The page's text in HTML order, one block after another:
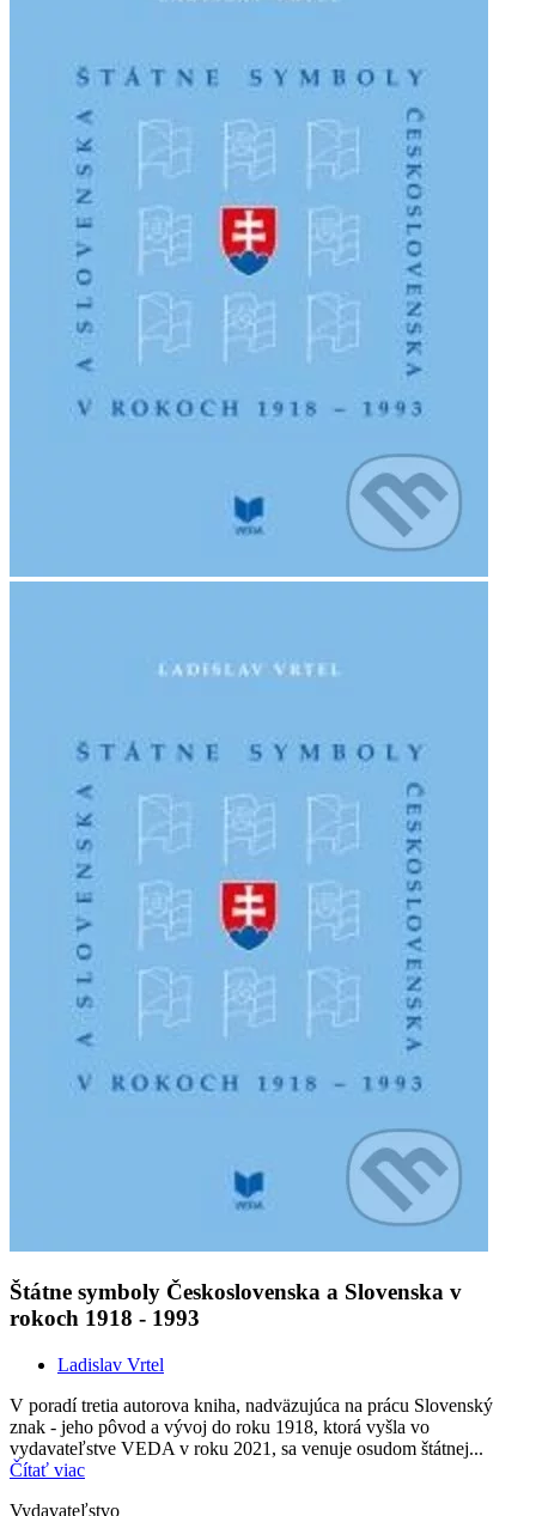
Štátne symboly Československa a Slovenska v
rokoch 1918 - 1993
Ladislav Vrtel
V poradí tretia autorova kniha, nadväzujúca na prácu Slovenský
znak - jeho pôvod a vývoj do roku 1918, ktorá vyšla vo
vydavateľstve VEDA v roku 2021, sa venuje osudom štátnej...
Čítať viac
Vydavateľstvo